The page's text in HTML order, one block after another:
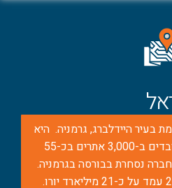
היידלברג, גרמניה. היא
מעסיקה כ-51,000 עובדים ב-3,000 אתרים בכ-55
נסחרת בבורסה בגרמניה.
מחזור המכירות ב-2024 עמד על כ-21 מיליארד יורו.